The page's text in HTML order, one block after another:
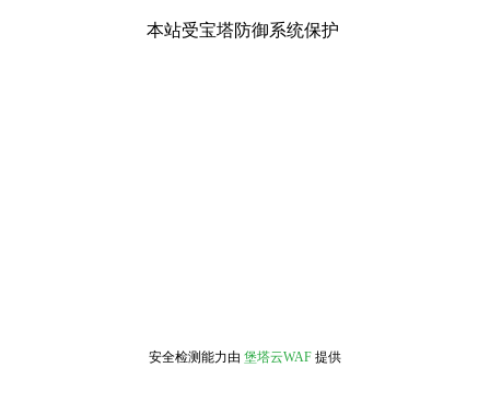
本站受宝塔防御系统保护
安全检测能力由 堡塔云WAF 提供